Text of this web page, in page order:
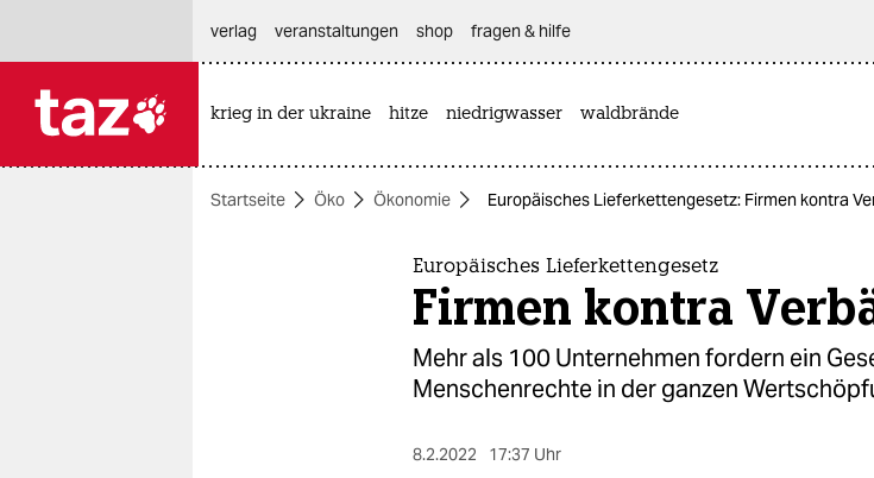
themen
verlag
veranstaltungen shop fragen & hilfe
krieg in der ukraine hitze niedrigwasser waldbrände
Startseite Öko Ökonomie Europäisches Lieferkettengesetz: Firmen kontra
Europäisches Lieferkettengesetz
Firmen kontra
Mehr als 100 Unternehmen fordern ein
Menschenrechte in der ganzen
8.2.2022 17:37 Uhr